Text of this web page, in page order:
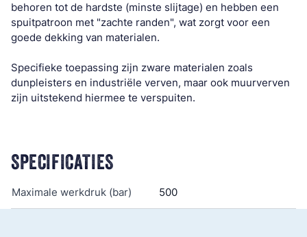
behoren tot de hardste (minste slijtage) en hebben een
spuitpatroon met "zachte randen", wat zorgt voor een
goede dekking van materialen.
Specifieke toepassing zijn zware materialen zoals
dunpleisters en industriële verven, maar ook muurverven
zijn uitstekend hiermee te verspuiten.
SPECIFICATIES
Maximale werkdruk (bar) 500